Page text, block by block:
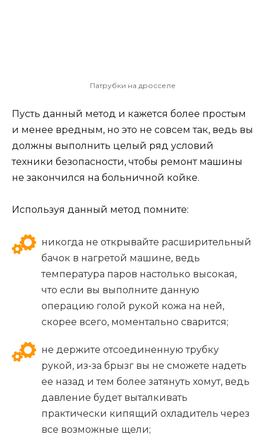
Патрубки на дросселе
Пусть данный метод и кажется более простым
и менее вредным, но это не совсем так, ведь вы
должны выполнить целый ряд условий
техники безопасности, чтобы ремонт машины
не закончился на больничной койке.
Используя данный метод помните:
никогда не открывайте расширительный
бачок в нагретой машине, ведь
температура паров настолько высокая,
что если вы выполните данную
операцию голой рукой кожа на ней,
скорее всего, моментально сварится;
не держите отсоединенную трубку
рукой, из-за брызг вы не сможете надеть
ее назад и тем более затянуть хомут, ведь
давление будет выталкивать
практически кипящий охладитель через
все возможные щели;